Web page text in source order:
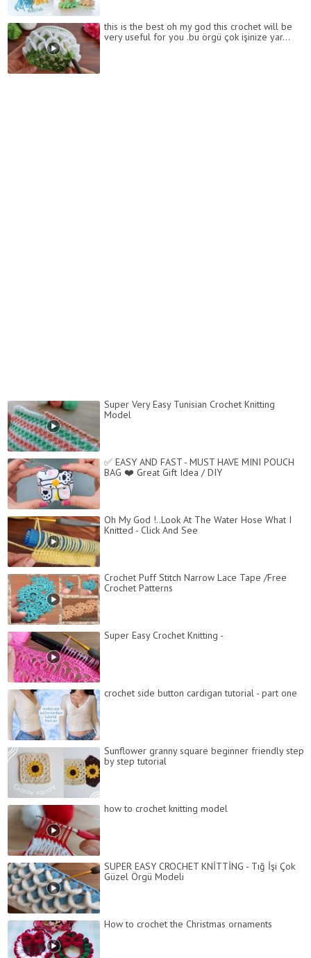
this is the best oh my god this crochet will be
very useful for you .bu örgü çok işinize yar...
Super Very Easy Tunisian Crochet Knitting
Model
✅ EASY AND FAST - MUST HAVE MINI POUCH
BAG ❤️ Great Gift Idea / DIY
Oh My God !..Look At The Water Hose What I
Knitted - Click And See
Crochet Puff Stitch Narrow Lace Tape /Free
Crochet Patterns
Super Easy Crochet Knitting -
crochet side button cardigan tutorial - part one
Sunflower granny square beginner friendly step
by step tutorial
how to crochet knitting model
SUPER EASY CROCHET KNİTTİNG - Tığ İşi Çok
Güzel Örgü Modeli
How to crochet the Christmas ornaments